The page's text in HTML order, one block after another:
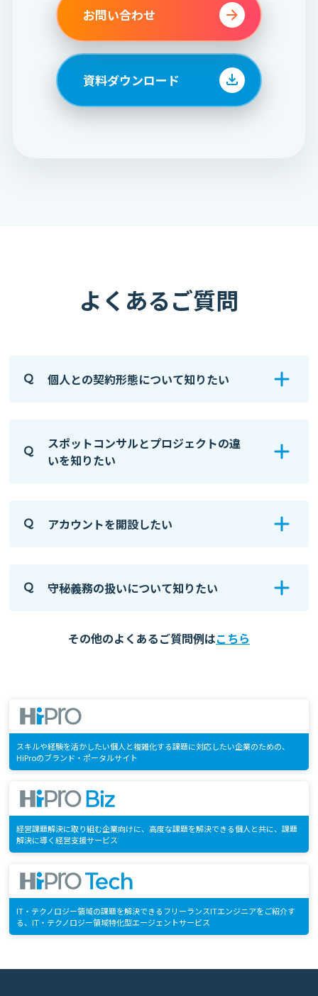
お問い合わせ
資料ダウンロード
よくあるご質問
Q 個人との契約形態について知りたい
Q
スポットコンサルとプロジェクトの違
いを知りたい
Q アカウントを開設したい
Q 守秘義務の扱いについて知りたい
その他のよくあるご質問例はこちら
スキルや経験を活かしたい個人と複雑化する課題に対応したい企業のための、
HiProのブランド・ポータルサイト
経営課題解決に取り組む企業向けに、高度な課題を解決できる個人と共に、課題
解決に導く経営支援サービス
IT・テクノロジー領域の課題を解決できるフリーランスITエンジニアをご紹介す
る、IT・テクノロジー領域特化型エージェントサービス